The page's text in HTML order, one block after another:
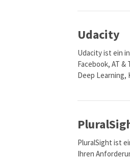
Udacity
Udacity ist ein
Facebook, AT
Deep
PluralSight ist
Ihren